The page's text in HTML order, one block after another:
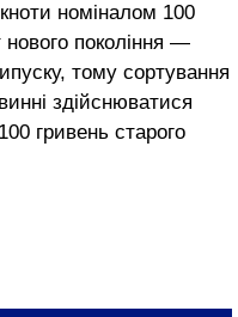
номіналом 100
нового покоління —
тому сортуван­ня
здійснюватися
гривень старого